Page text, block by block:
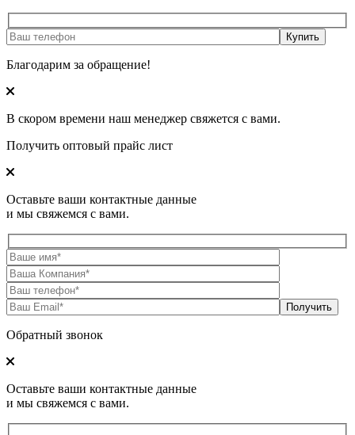
Благодарим за обращение!
В скором времени наш менеджер свяжется с вами.
Получить оптовый прайс лист
Оставьте ваши контактные данные
и мы свяжемся с вами.
Обратный звонок
Оставьте ваши контактные данные
и мы свяжемся с вами.